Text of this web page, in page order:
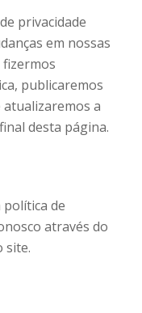
privacidade
em nossas
fizermos
publicaremos
a
desta página.
política de
através do
site.